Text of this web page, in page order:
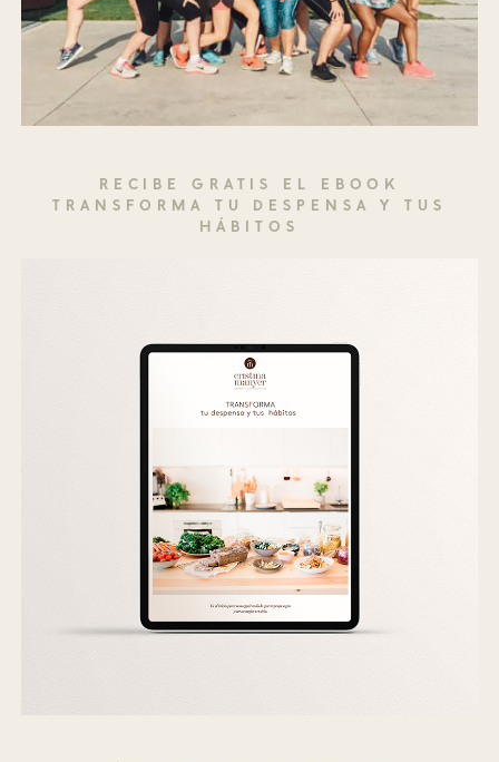
RECIBE GRATIS EL EBOOK
TRANSFORMA TU DESPENSA Y TUS
HÁBITOS